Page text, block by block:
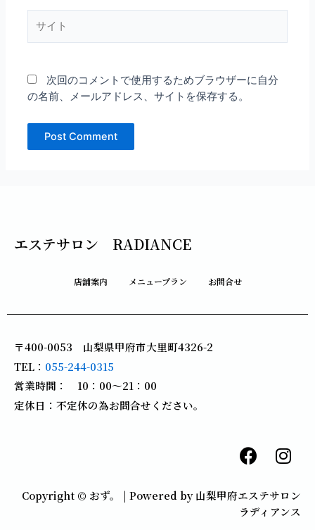
*
次回のコメントで使用するためブラウザーに自分
の名前、メールアドレス、サイトを保存する。
エステサロン RADIANCE
店舗案内 メニュープラン お問合せ
〒400-0053 山梨県甲府市大里町4326-2
TEL： 055-244-0315
営業時間： 10：00～21：00
定休日：不定休の為お問合せください。
F
a
e
b
I
n
t
a
Copyright © おず。 | Powered by 山梨甲府エステサロン
ラディアンス